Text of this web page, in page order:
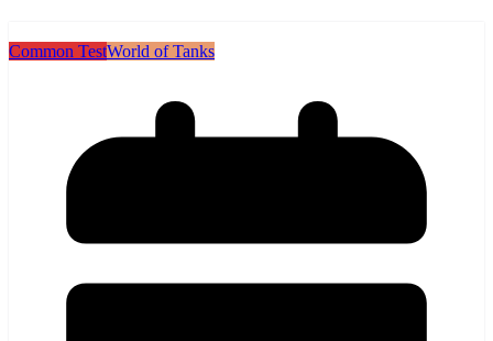
Common TestWorld of Tanks